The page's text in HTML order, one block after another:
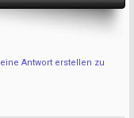
Antwort erstellen zu